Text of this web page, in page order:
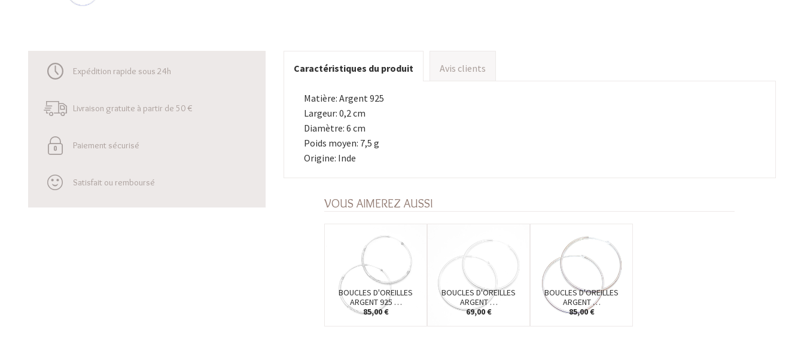
Expédition rapide sous 24h
Livraison gratuite à partir de 50 €
Paiement sécurisé
Satisfait ou remboursé
Caractéristiques du produit Avis clients
Matière: Argent 925
Largeur: 0,2 cm
Diamètre: 6 cm
Poids moyen: 7,5 g
Origine: Inde
VOUS AIMEREZ AUSSI
BOUCLES D'OREILLES
ARGENT 925 …
85,00 €
BOUCLES D'OREILLES
ARGENT …
69,00 €
BOUCLES D'OREILLES
ARGENT …
85,00 €